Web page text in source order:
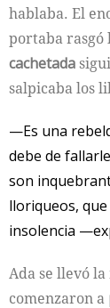
hablaba. El
portaba rasgó
cachetada
salpicaba los
—Es una
debe de
son
lloriqueos,
insolencia
Ada se llevó
comenzaron a